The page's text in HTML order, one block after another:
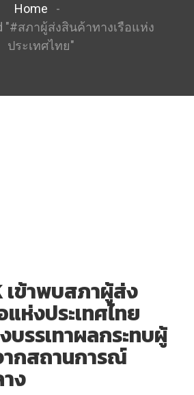
Home
"#สภาผู้ส่งสินค้าทางเรือแห่ง
ประเทศไทย"
เข้าพบสภาผู้ส่ง
แห่งประเทศไทย
บรรเทาผลกระทบผู้
กสถานการณ์
ง